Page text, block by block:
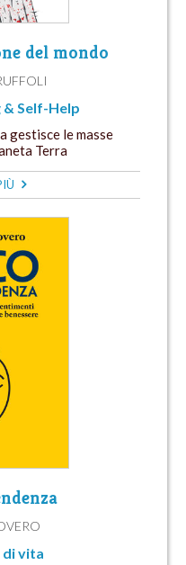
del mondo
& Self-Help
gestisce le masse
Terra
di vita